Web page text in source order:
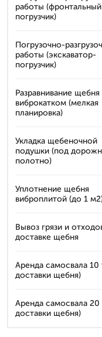
работы (фронтальный
погрузчик)
Погрузочно-
работы (экскаватор-
погрузчик)
Разравнивание щебня
виброкатком (мелкая
планировка)
Укладка щебеночной
подушки (под
полотно)
Уплотнение щебня
виброплитой (до 1
Вывоз грязи и
доставке щебня
Аренда самосвала 10
доставки щебня)
Аренда самосвала 20
доставки щебня)